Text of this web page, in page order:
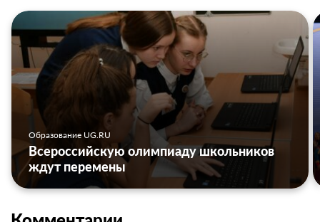
Образование UG.RU
Всероссийскую олимпиаду школьников
ждут перемены